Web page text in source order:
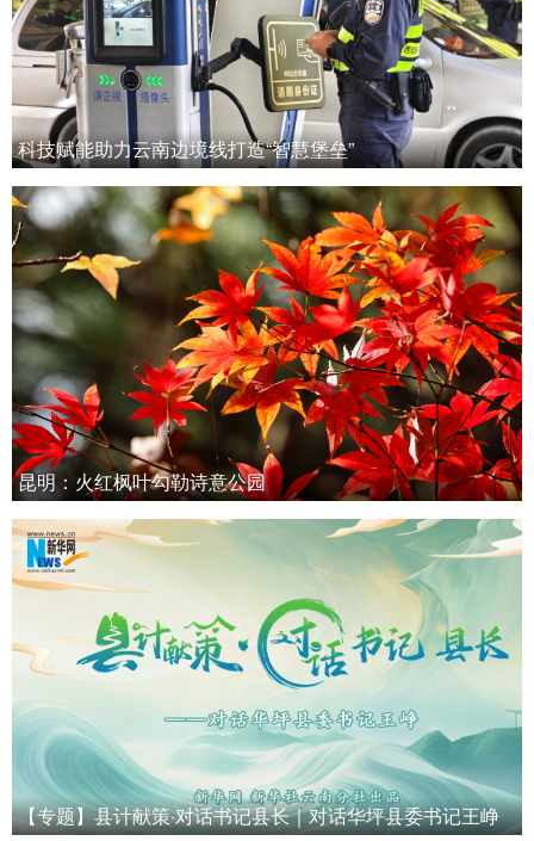
科技赋能助力云南边境线打造“智慧堡垒”
昆明：火红枫叶勾勒诗意公园
【专题】县计献策·对话书记县长｜对话华坪县委书记王峥